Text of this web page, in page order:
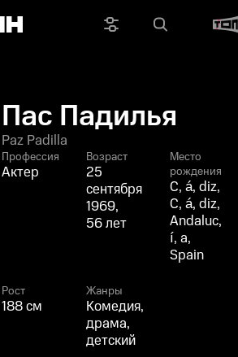
Пас Падилья
Paz Padilla
Профессия
Актер
Возраст
25
сентября
1969,
56 лет
Место
рождения
C, á, diz,
C, á, diz,
Andaluc,
í, a,
Spain
Рост
188 см
Жанры
Комедия,
драма,
детский